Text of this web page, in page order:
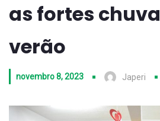
as fortes
verão
novembro 8, 2023 Japeri